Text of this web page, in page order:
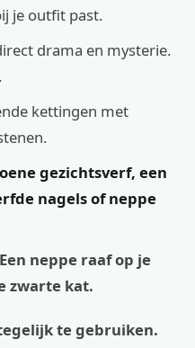
je outfit past.
drama en mysterie.
kettingen met
gezichtsverf, een
nagels of neppe
Een neppe raaf op je
zwarte kat.
te gebruiken.